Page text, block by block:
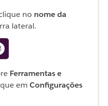
no nome da
lateral.
Ferramentas e
em Configurações